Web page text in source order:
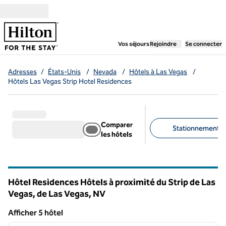
Vos séjours,ouvre un nouvel
Rejoindre Se connecter
Adresses / États-Unis / Nevada / Hôtels à Las Vegas
/
Hôtels Las Vegas Strip Hotel Residences
Comparer
les hôtels
Stationnement
Hôtel Residences Hôtels à proximité du Strip de Las
Vegas, de Las Vegas, NV
Afficher 5 hôtel
Afficher 5 hôtel